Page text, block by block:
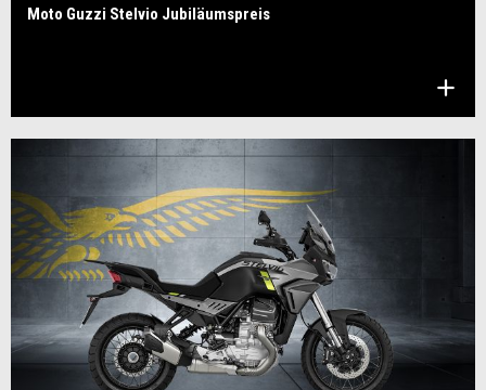
Moto Guzzi Stelvio Jubiläumspreis